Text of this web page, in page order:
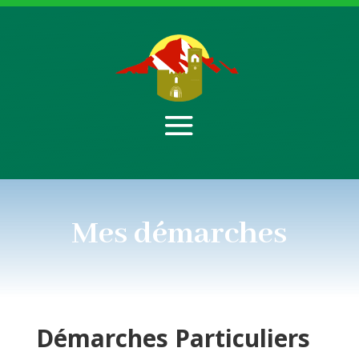
Mes démarches
Démarches Particuliers